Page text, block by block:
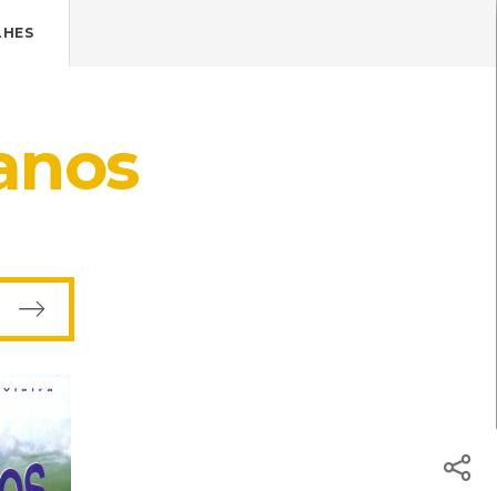
em Refrigerado
Batista e Maria Leonor Nunes
Profundos
do CMIA